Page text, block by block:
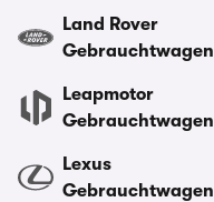
Land Rover
Gebrauchtwagen
Leapmotor
Gebrauchtwagen
Lexus
Gebrauchtwagen